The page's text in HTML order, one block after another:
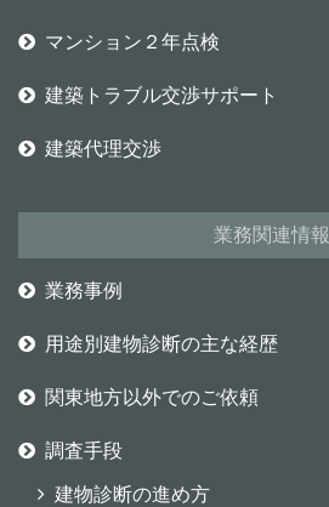
マンション２年点検
建築トラブル交渉サポート
建築代理交渉
業務関連情報
業務事例
用途別建物診断の主な経歴
関東地方以外でのご依頼
調査手段
建物診断の進め方